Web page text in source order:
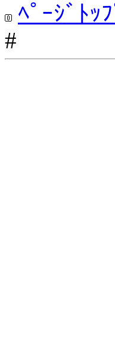
ﾍﾟｰｼﾞﾄｯ
#